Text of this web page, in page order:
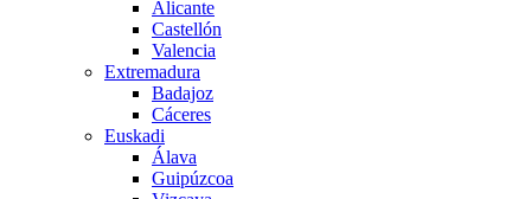
Alicante
Castellón
Valencia
Extremadura
Badajoz
Cáceres
Euskadi
Álava
Guipúzcoa